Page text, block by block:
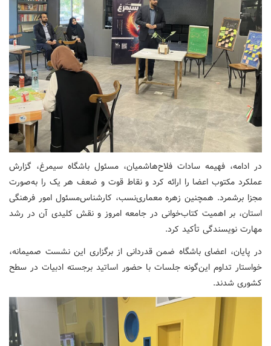
در ادامه، فهیمه سادات فلاح‌هاشمیان، مسئول باشگاه سیمرغ، گزارش
عملکرد مکتوب اعضا را ارائه کرد و نقاط قوت و ضعف هر یک را به‌صورت
مجزا برشمرد. همچنین زهره معماری‌نسب، کارشناس‌مسئول امور فرهنگی
استان، بر اهمیت کتاب‌خوانی در جامعه امروز و نقش کلیدی آن در رشد
مهارت نویسندگی تأکید کرد.
در پایان، اعضای باشگاه ضمن قدردانی از برگزاری این نشست صمیمانه،
خواستار تداوم این‌گونه جلسات با حضور اساتید برجسته ادبیات در سطح
کشوری شدند.